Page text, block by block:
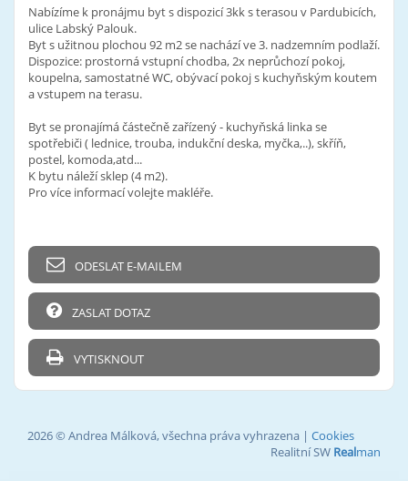
Nabízíme k pronájmu byt s dispozicí 3kk s terasou v Pardubicích,
ulice Labský Palouk.
Byt s užitnou plochou 92 m2 se nachází ve 3. nadzemním podlaží.
Dispozice: prostorná vstupní chodba, 2x neprůchozí pokoj,
koupelna, samostatné WC, obývací pokoj s kuchyňským koutem
a vstupem na terasu.
Byt se pronajímá částečně zařízený - kuchyňská linka se
spotřebiči ( lednice, trouba, indukční deska, myčka,..), skříň,
postel, komoda,atd...
K bytu náleží sklep (4 m2).
Pro více informací volejte makléře.
ODESLAT E-MAILEM
ZASLAT DOTAZ
VYTISKNOUT
2026 © Andrea Málková, všechna práva vyhrazena | Cookies
Realitní SW Realman